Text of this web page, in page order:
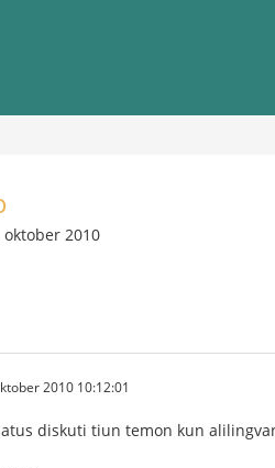
oktober 2010
2010 10:12:01
diskuti tiun temon kun